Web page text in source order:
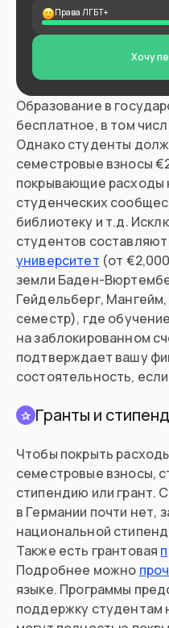
Права ЛГБТ+
Хочу
Образование в
бесплатное, в том
Однако студенты
семестровые взносы
покрывающие расходы
студенческих
библиотеку и т.д.
студентов составляют
университет (от
земли Баден-
Гейдельберг,
семестр), где
на заблокированном
подтверждает вашу
состоятельность,
✰ Гранты и
Чтобы покрыть
семестровые взносы,
стипендию или грант.
в Германии почти нет,
национальной
Также есть грантовая
Подробнее можно
языке. Программы
поддержку студентам